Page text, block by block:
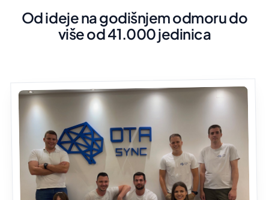
Od ideje na godišnjem odmoru do
više od 41.000 jedinica